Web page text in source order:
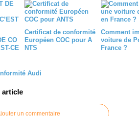
CO
CE
Certificat de conformité
Européen COC pour A
NTS
Comment
voiture de
France ?
Audi
article
un commentaire